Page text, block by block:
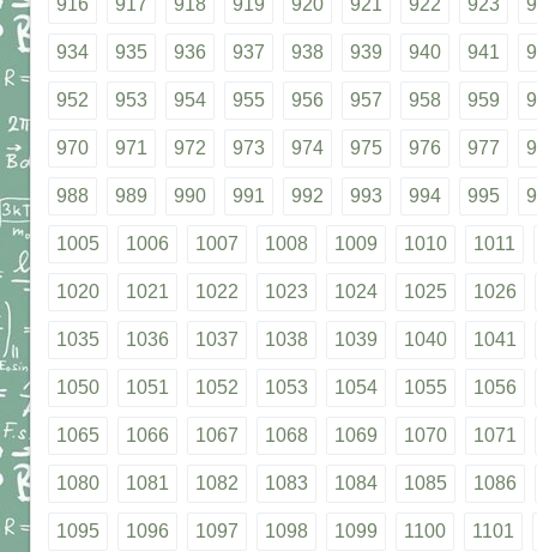
916 917 918 919 920 921 922 923
934 935 936 937 938 939 940 941
952 953 954 955 956 957 958 959
970 971 972 973 974 975 976 977
988 989 990 991 992 993 994 995
1005 1006 1007 1008 1009 1010 1011
1020 1021 1022 1023 1024 1025 1026
1035 1036 1037 1038 1039 1040 1041
1050 1051 1052 1053 1054 1055 1056
1065 1066 1067 1068 1069 1070 1071
1080 1081 1082 1083 1084 1085 1086
1095 1096 1097 1098 1099 1100 1101